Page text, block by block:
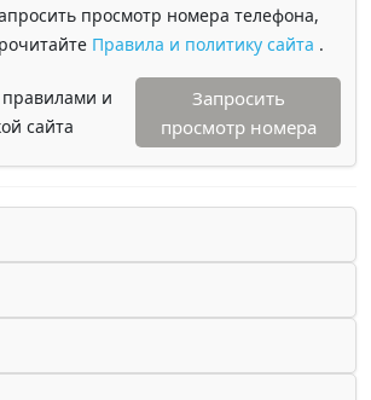
просмотр номера телефона,
Правила и политику сайта .
правилами и
сайта
Запросить
просмотр номера